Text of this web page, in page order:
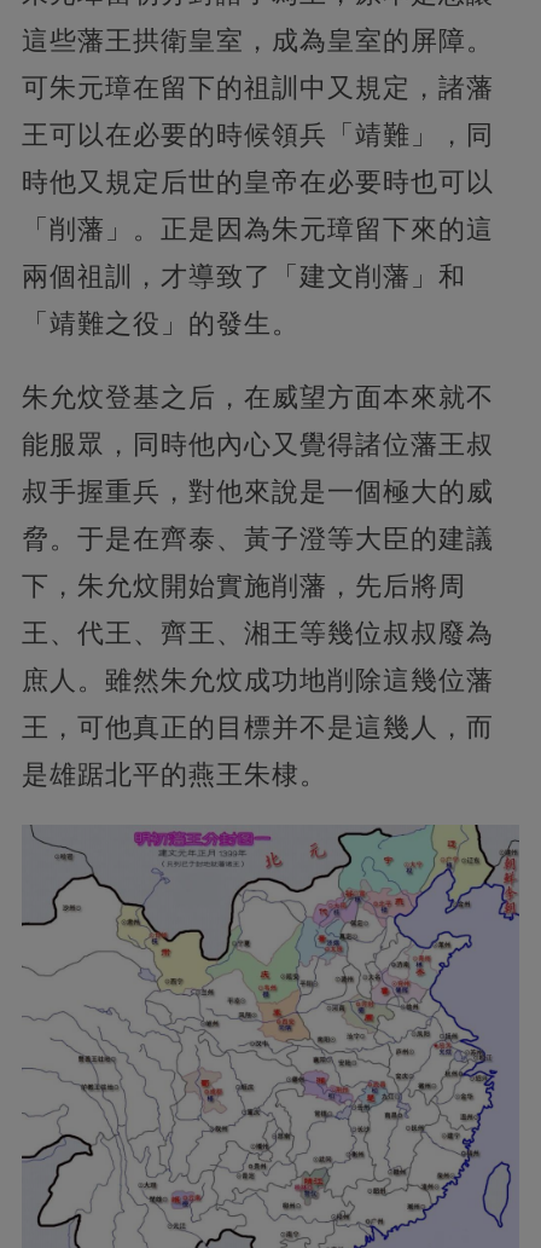
這些藩王拱衛皇室，成為皇室的屏障。
可朱元璋在留下的祖訓中又規定，諸藩
王可以在必要的時候領兵「靖難」，同
時他又規定后世的皇帝在必要時也可以
「削藩」。正是因為朱元璋留下來的這
兩個祖訓，才導致了「建文削藩」和
「靖難之役」的發生。
朱允炆登基之后，在威望方面本來就不
能服眾，同時他內心又覺得諸位藩王叔
叔手握重兵，對他來說是一個極大的威
脅。于是在齊泰、黃子澄等大臣的建議
下，朱允炆開始實施削藩，先后將周
王、代王、齊王、湘王等幾位叔叔廢為
庶人。雖然朱允炆成功地削除這幾位藩
王，可他真正的目標并不是這幾人，而
是雄踞北平的燕王朱棣。